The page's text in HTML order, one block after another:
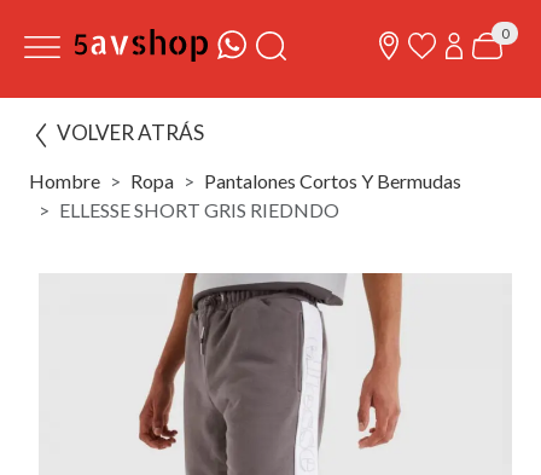
0
VOLVER ATRÁS
Hombre Ropa
Pantalones Cortos Y Bermudas
ELLESSE SHORT GRIS RIEDNDO